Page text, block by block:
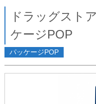
ドラッグスト
ケージPOP
パッケージPOP